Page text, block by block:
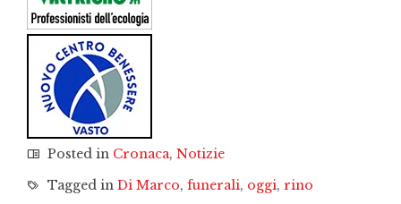
Posted in Cronaca, Notizie
Tagged in Di Marco, funerali, oggi, rino